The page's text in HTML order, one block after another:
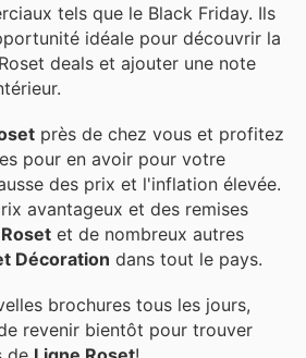
tels que le Black Friday. Ils
idéale pour découvrir la
deals et ajouter une note
près de chez vous et profitez
pour en avoir pour votre
des prix et l'inflation élevée.
avantageux et des remises
et de nombreux autres
Décoration dans tout le pays.
brochures tous les jours,
revenir bientôt pour trouver